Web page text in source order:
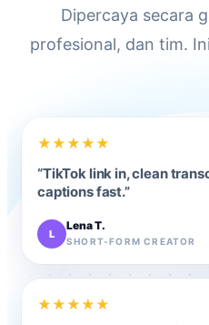
Dipercaya secara
profesional, dan tim.
★★★★★
“TikTok link in, clean
captions fast.”
L
Lena T.
SHORT-FORM CREATOR
★★★★★